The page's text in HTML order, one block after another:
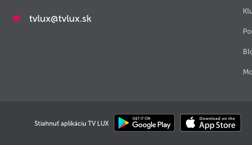
tvlux@tvlux.sk
Stiahnuť aplikáciu TV LUX